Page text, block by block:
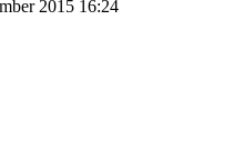
2015 16:24